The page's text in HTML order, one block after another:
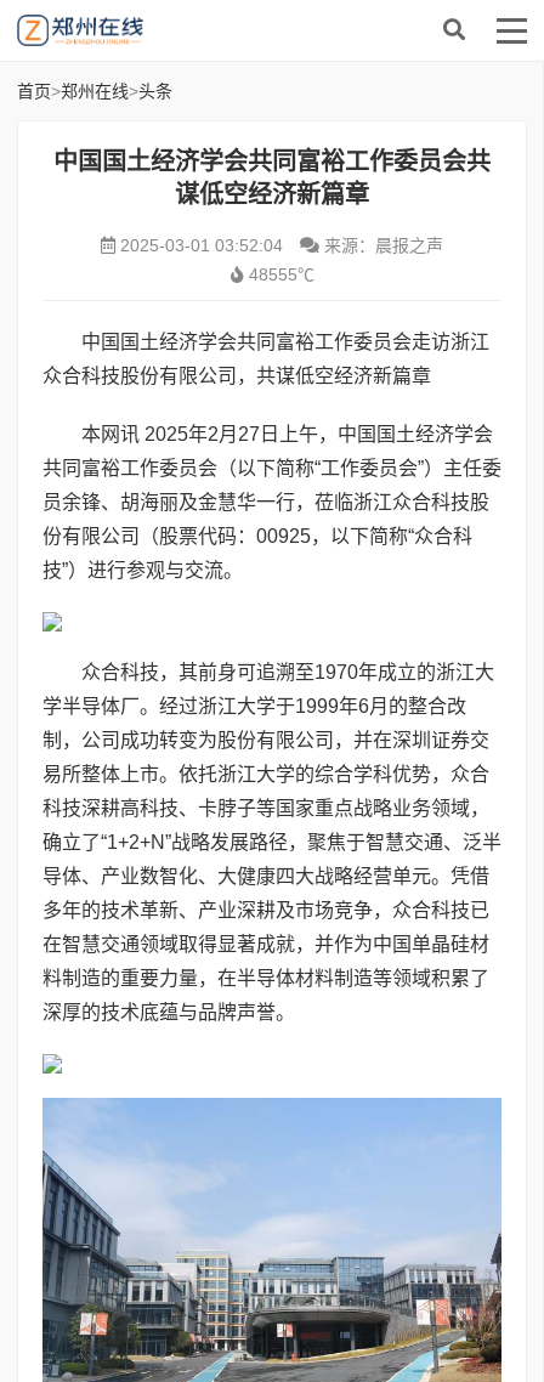
首页>郑州在线>头条
中国国土经济学会共同富裕工作委员会共
谋低空经济新篇章
2025-03-01 03:52:04
来源：晨报之声
48555℃
中国国土经济学会共同富裕工作委员会走访浙江
众合科技股份有限公司，共谋低空经济新篇章
本网讯 2025年2月27日上午，中国国土经济学会
共同富裕工作委员会（以下简称“工作委员会”）主任委
员余锋、胡海丽及金慧华一行，莅临浙江众合科技股
份有限公司（股票代码：00925，以下简称“众合科
技”）进行参观与交流。
众合科技，其前身可追溯至1970年成立的浙江大
学半导体厂。经过浙江大学于1999年6月的整合改
制，公司成功转变为股份有限公司，并在深圳证券交
易所整体上市。依托浙江大学的综合学科优势，众合
科技深耕高科技、卡脖子等国家重点战略业务领域，
确立了“1+2+N”战略发展路径，聚焦于智慧交通、泛半
导体、产业数智化、大健康四大战略经营单元。凭借
多年的技术革新、产业深耕及市场竞争，众合科技已
在智慧交通领域取得显著成就，并作为中国单晶硅材
料制造的重要力量，在半导体材料制造等领域积累了
深厚的技术底蕴与品牌声誉。